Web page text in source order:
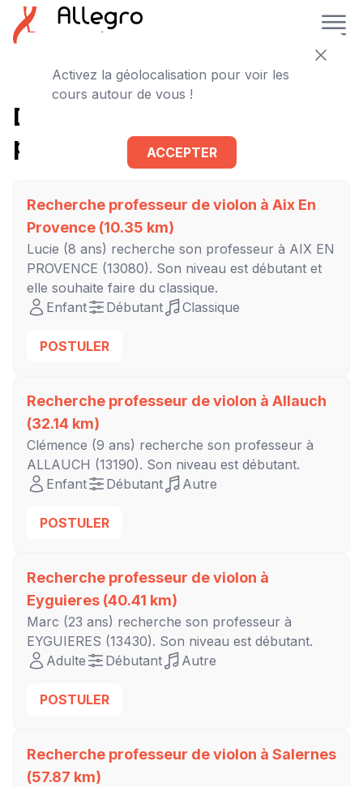
Activez la géolocalisation pour voir les
cours autour de vous !
ACCEPTER
D'autres cours de violon à
proximité
Recherche professeur de violon à Aix En
Provence (10.35 km)
Lucie (8 ans) recherche son professeur à AIX EN
PROVENCE (13080). Son niveau est débutant et
elle souhaite faire du classique.
Enfant
Débutant Classique
POSTULER
Recherche professeur de violon à Allauch
(32.14 km)
Clémence (9 ans) recherche son professeur à
ALLAUCH (13190). Son niveau est débutant.
Enfant
Débutant Autre
POSTULER
Recherche professeur de violon à
Eyguieres (40.41 km)
Marc (23 ans) recherche son professeur à
EYGUIERES (13430). Son niveau est débutant.
Adulte
Débutant Autre
POSTULER
Recherche professeur de violon à Salernes
(57.87 km)